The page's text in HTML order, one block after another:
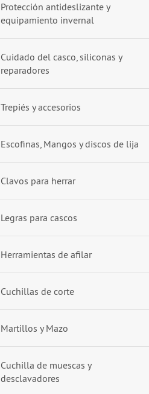
Protección antideslizante y
equipamiento invernal
Cuidado del casco, siliconas y
reparadores
Trepiés y accesorios
Escofinas, Mangos y discos de lija
Clavos para herrar
Legras para cascos
Herramientas de afilar
Cuchillas de corte
Martillos y Mazo
Cuchilla de muescas y
desclavadores